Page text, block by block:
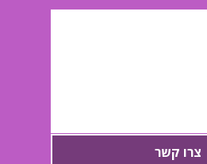
צרו קשר